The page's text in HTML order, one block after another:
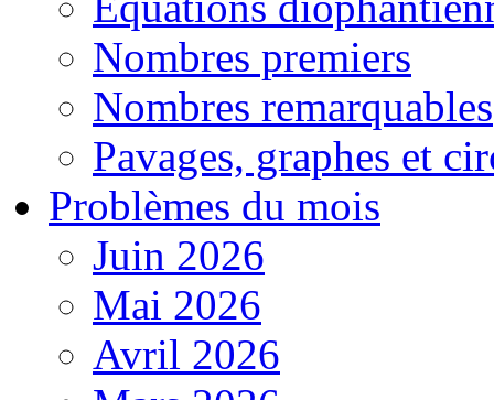
Nombres premiers
Nombres remarquables
Pavages, graphes et
Problèmes du mois
Juin 2026
Mai 2026
Avril 2026